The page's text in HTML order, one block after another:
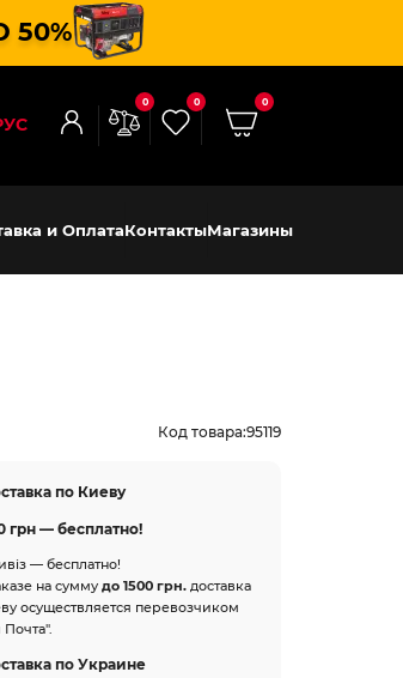
50%
0 0 0
и ОплатаКонтактыМагазины
Код товара:95119
по Киеву
грн — бесплатно!
— бесплатно!
на сумму до 1500 грн.доставка
осуществляется перевозчиком
по Украине